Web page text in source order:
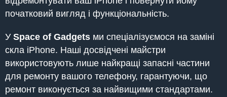
початковий вигляд і функціональність.
У Space of Gadgets ми спеціалізуємося на заміні
скла iPhone. Наші досвідчені майстри
використовують лише найкращі запасні частини
для ремонту вашого телефону, гарантуючи, що
ремонт виконується за найвищими стандартами.